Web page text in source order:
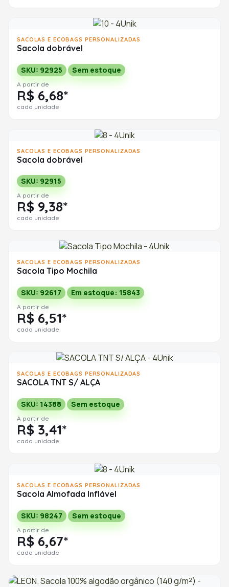
SACOLAS E ECOBAGS PERSONALIZADAS
Sacola dobrável
SKU: 92925 Sem estoque
A partir de
R$ 6,68*
cada unidade
SACOLAS E ECOBAGS PERSONALIZADAS
Sacola dobrável
SKU: 92915
A partir de
R$ 9,38*
cada unidade
SACOLAS E ECOBAGS PERSONALIZADAS
Sacola Tipo Mochila
SKU: 92617 Em estoque: 15843
A partir de
R$ 6,51*
cada unidade
SACOLAS E ECOBAGS PERSONALIZADAS
SACOLA TNT S/ ALÇA
SKU: 14388 Sem estoque
A partir de
R$ 3,41*
cada unidade
SACOLAS E ECOBAGS PERSONALIZADAS
Sacola Almofada Inflável
SKU: 98247 Sem estoque
A partir de
R$ 6,67*
cada unidade